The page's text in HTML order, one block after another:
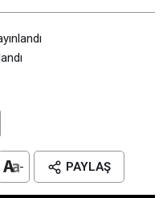
- PAYLAŞ